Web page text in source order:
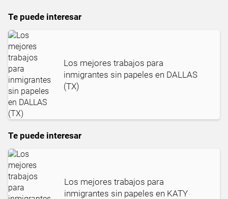
Te puede interesar
Los mejores trabajos para
inmigrantes sin papeles en DALLAS
(TX)
Te puede interesar
Los mejores trabajos para
inmigrantes sin papeles en KATY